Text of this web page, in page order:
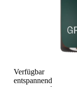
Verfügbar
entspannend